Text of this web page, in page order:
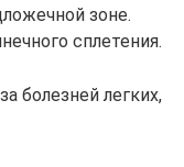
зоне.
сплетения.
болезней легких,